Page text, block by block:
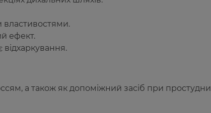
властивостями.
ефект.
а також як допоміжний засіб при